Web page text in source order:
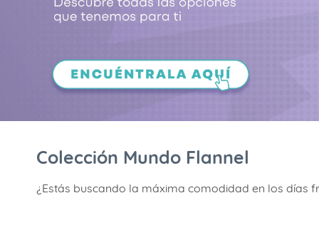
Colección Mundo Flannel
¿Estás buscando la máxima comodidad en los días
. cobija
9. fleur
10. cubrelecho